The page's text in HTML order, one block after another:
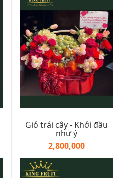
Giỏ trái cây - Khởi đầu
như ý
2,800,000